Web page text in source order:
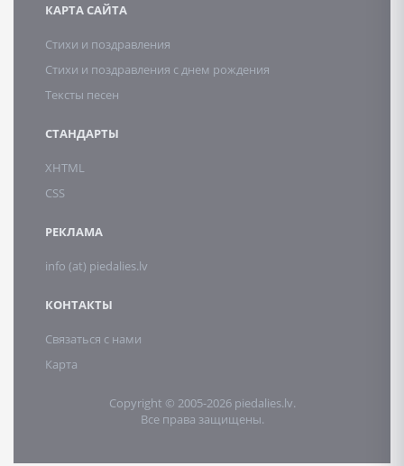
КАРТА САЙТА
Стихи и поздравления
Стихи и поздравления с днем рождения
Тексты песен
СТАНДАРТЫ
XHTML
CSS
РЕКЛАМА
info (at) piedalies.lv
КОНТАКТЫ
Связаться с нами
Карта
Copyright © 2005-2026 piedalies.lv.
Все права защищены.